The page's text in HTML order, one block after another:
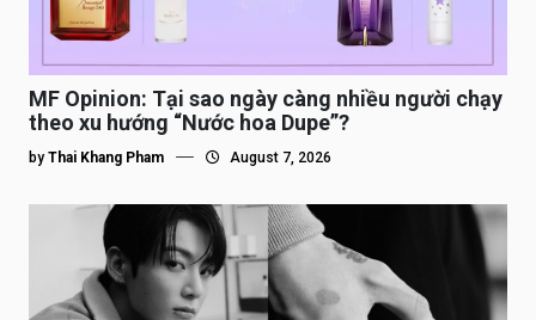
MF Opinion: Tại sao ngày càng nhiều người chạy
theo xu hướng “Nước hoa Dupe”?
by Thai Khang Pham August 7, 2026